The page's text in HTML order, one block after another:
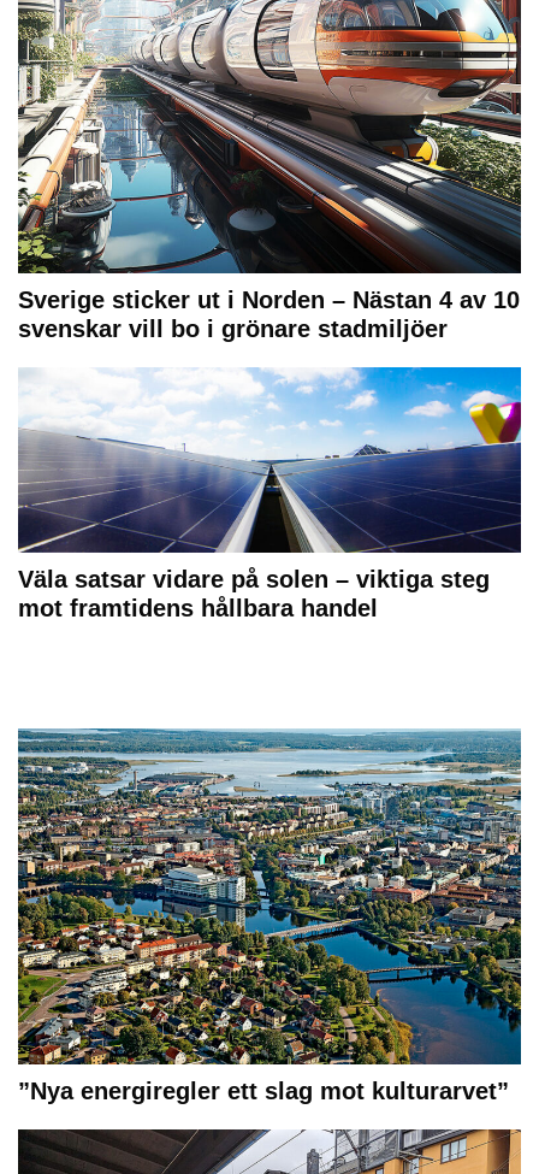
Sverige sticker ut i Norden – Nästan 4 av 10
svenskar vill bo i grönare stadmiljöer
Väla satsar vidare på solen – viktiga steg
mot framtidens hållbara handel
”Nya energiregler ett slag mot kulturarvet”